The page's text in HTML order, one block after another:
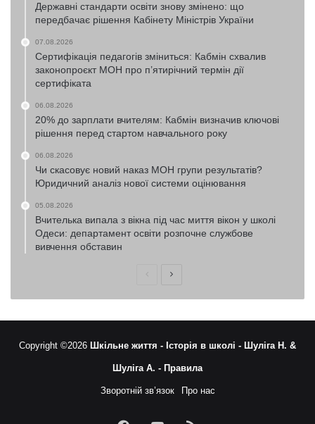
Державні стандарти освіти знову змінено: що
передбачає рішення Кабінету Міністрів України
07.08.2026
Сертифікація педагогів зміниться: Кабмін схвалив
законопроєкт МОН про п’ятирічний термін дії
сертифіката
06.08.2026
20% до зарплати вчителям: Кабмін визначив ключові
рішення перед стартом навчального року
06.08.2026
Чи скасовує новий наказ МОН групи результатів?
Юридичний аналіз нової системи оцінювання
05.08.2026
Вчителька випала з вікна під час миття вікон у школі
Одеси: департамент освіти розпочне службове
вивчення обставин
ПопередняНаступна
Copyright ©2026 Шкільне життя - Історія в школі - Шуліга Н. &
Шуліга А. - Правила
Зворотній зв’язок Про нас